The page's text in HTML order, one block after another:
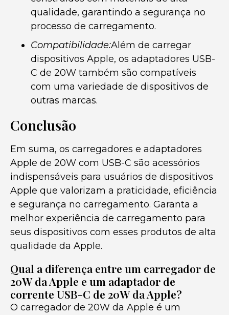
qualidade, garantindo a segurança no
processo de carregamento.
Compatibilidade:Além de carregar
dispositivos Apple, os adaptadores USB-
C de 20W também são compatíveis
com uma variedade de dispositivos de
outras marcas.
Conclusão
Em suma, os carregadores e adaptadores
Apple de 20W com USB-C são acessórios
indispensáveis para usuários de dispositivos
Apple que valorizam a praticidade, eficiência
e segurança no carregamento. Garanta a
melhor experiência de carregamento para
seus dispositivos com esses produtos de alta
qualidade da Apple.
Qual a diferença entre um carregador de
20W da Apple e um adaptador de
corrente USB-C de 20W da Apple?
O carregador de 20W da Apple é um